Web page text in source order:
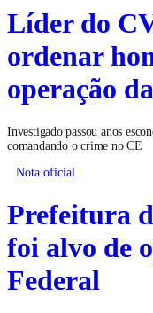
Líder do
ordenar
operação
Investigado passou anos
comandando o crime no CE
Nota oficial
Prefeitura
foi alvo de
Federal